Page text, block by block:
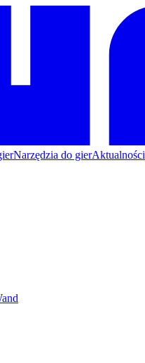
Narzędzia do gierAktualności